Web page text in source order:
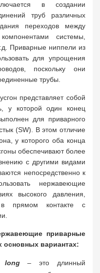
в создании
труб различных
переходов между
системы,
Приварные ниппели из
для упрощения
поскольку они
трубы.
представляет собой
у которой один конец
для приварного
(SW). В этом отличие
у которого оба конца
обеспечивают более
с другими видами
непосредственно к
нержавеющие
высокого давления,
прямом контакте с
приварные
основных вариантах:
long– это длинный